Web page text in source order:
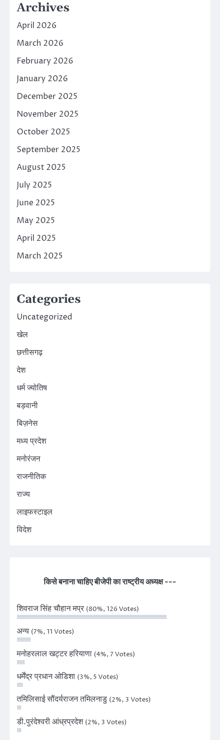
Archives
April 2026
March 2026
February 2026
January 2026
December 2025
November 2025
October 2025
September 2025
August 2025
July 2025
June 2025
May 2025
April 2025
March 2025
Categories
Uncategorized
खेल
छत्तीसगढ़
देश
धर्म ज्योतिष
बड़वानी
बिज़नेस
मध्य प्रदेश
मनोरंजन
राजनीतिक
राज्य
लाइफस्टाइल
विदेश
किसे बनाना चाहिए बीजेपी का राष्ट्रीय अध्यक्ष ---
शिवराज सिंह चौहान मप्र (80%, 126 Votes)
अन्य (7%, 11 Votes)
मनोहरलाल खट्टर हरियाणा (4%, 7 Votes)
धर्मेंद्र प्रधान ओडिशा (3%, 5 Votes)
तमिलिसाई सौंदर्यराजन तमिलनाडु (2%, 3 Votes)
डी.पुरंदेश्वरी आंध्रप्रदेश (2%, 3 Votes)